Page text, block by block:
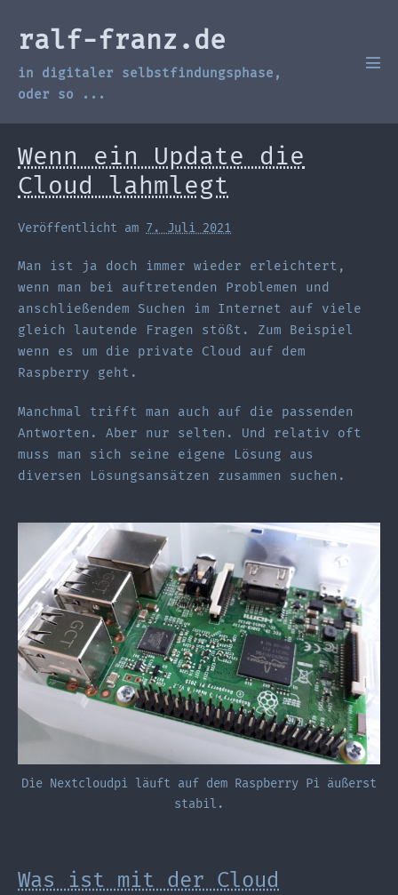
Inhalt
springen
ralf-franz.de
in digitaler selbstfindungsphase,
oder so ...
Wenn ein Update die
Cloud lahmlegt
Veröffentlicht am 7. Juli 2021
Man ist ja doch immer wieder erleichtert,
wenn man bei auftretenden Problemen und
anschließendem Suchen im Internet auf viele
gleich lautende Fragen stößt. Zum Beispiel
wenn es um die private Cloud auf dem
Raspberry geht.
Manchmal trifft man auch auf die passenden
Antworten. Aber nur selten. Und relativ oft
muss man sich seine eigene Lösung aus
diversen Lösungsansätzen zusammen suchen.
Die Nextcloudpi läuft auf dem Raspberry Pi äußerst
stabil.
Was ist mit der Cloud